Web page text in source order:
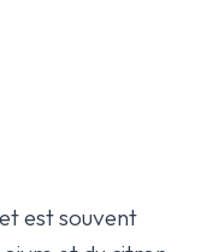
est souvent